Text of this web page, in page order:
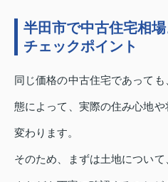
半田市で中古住宅相
チェックポイント
同じ価格の中古住宅であって
態によって、実際の住み心地
変わります。
そのため、まずは土地につい